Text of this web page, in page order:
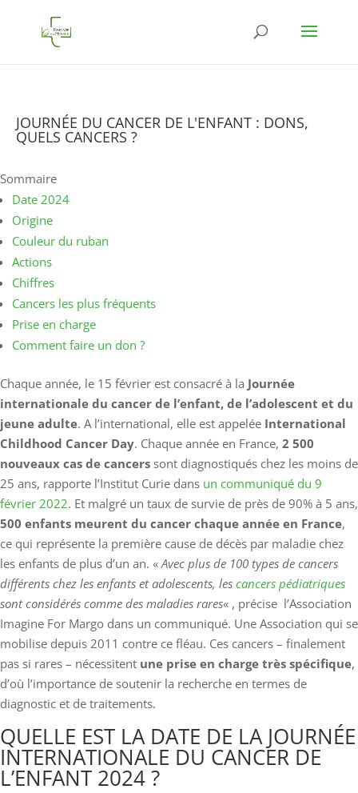
JOURNÉE DU CANCER DE L'ENFANT : DONS,
QUELS CANCERS ?
Sommaire
Date 2024
Origine
Couleur du ruban
Actions
Chiffres
Cancers les plus fréquents
Prise en charge
Comment faire un don ?
Chaque année, le 15 février est consacré à la Journée
internationale du cancer de l’enfant, de l’adolescent et du
jeune adulte. A l’international, elle est appelée International
Childhood Cancer Day. Chaque année en France, 2 500
nouveaux cas de cancers sont diagnostiqués chez les moins de
25 ans, rapporte l’Institut Curie dans un communiqué du 9
février 2022. Et malgré un taux de survie de près de 90% à 5 ans,
500 enfants meurent du cancer chaque année en France,
ce qui représente la première cause de décès par maladie chez
les enfants de plus d’un an. «Avec plus de 100 types de cancers
différents chez les enfants et adolescents, les cancers pédiatriques
sont considérés comme des maladies rares« , précise l’Association
Imagine For Margo dans un communiqué. Une Association qui se
mobilise depuis 2011 contre ce fléau. Ces cancers – finalement
pas si rares – nécessitent une prise en charge très spécifique,
d’où l’importance de soutenir la recherche en termes de
diagnostic et de traitements.
QUELLE EST LA DATE DE LA JOURNÉE
INTERNATIONALE DU CANCER DE
L’ENFANT 2024 ?